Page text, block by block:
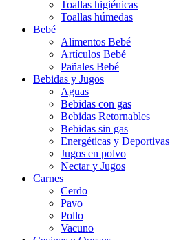
Toallas higiénicas
Toallas húmedas
Bebé
Alimentos Bebé
Artículos Bebé
Pañales Bebé
Bebidas y Jugos
Aguas
Bebidas con gas
Bebidas Retornables
Bebidas sin gas
Energéticas y Deportivas
Jugos en polvo
Nectar y Jugos
Carnes
Cerdo
Pavo
Pollo
Vacuno